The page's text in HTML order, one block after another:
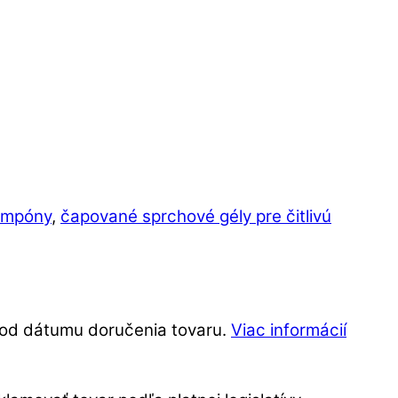
, čapované sprchové gély pre čitlivú
dátumu doručenia tovaru. Viac informácií